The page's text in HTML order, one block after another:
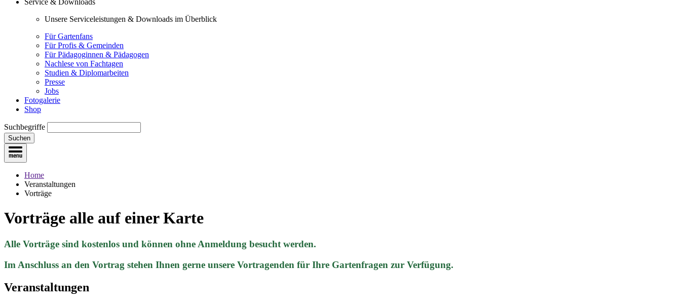
Service & Downloads
Unsere Serviceleistungen & Downloads im Überblick
Für Gartenfans
Für Profis & Gemeinden
Für Pädagoginnen & Pädagogen
Nachlese von Fachtagen
Studien & Diplomarbeiten
Presse
Jobs
Fotogalerie
Shop
Suchbegriffe
Suchen
Home
Veranstaltungen
Vorträge
Vorträge alle auf einer Karte
Alle Vorträge sind kostenlos und können ohne Anmeldung besucht werden.
Im Anschluss an den Vortrag stehen Ihnen gerne unsere Vortragenden für Ihre Gartenfragen zur Verfügung.
Veranstaltungen